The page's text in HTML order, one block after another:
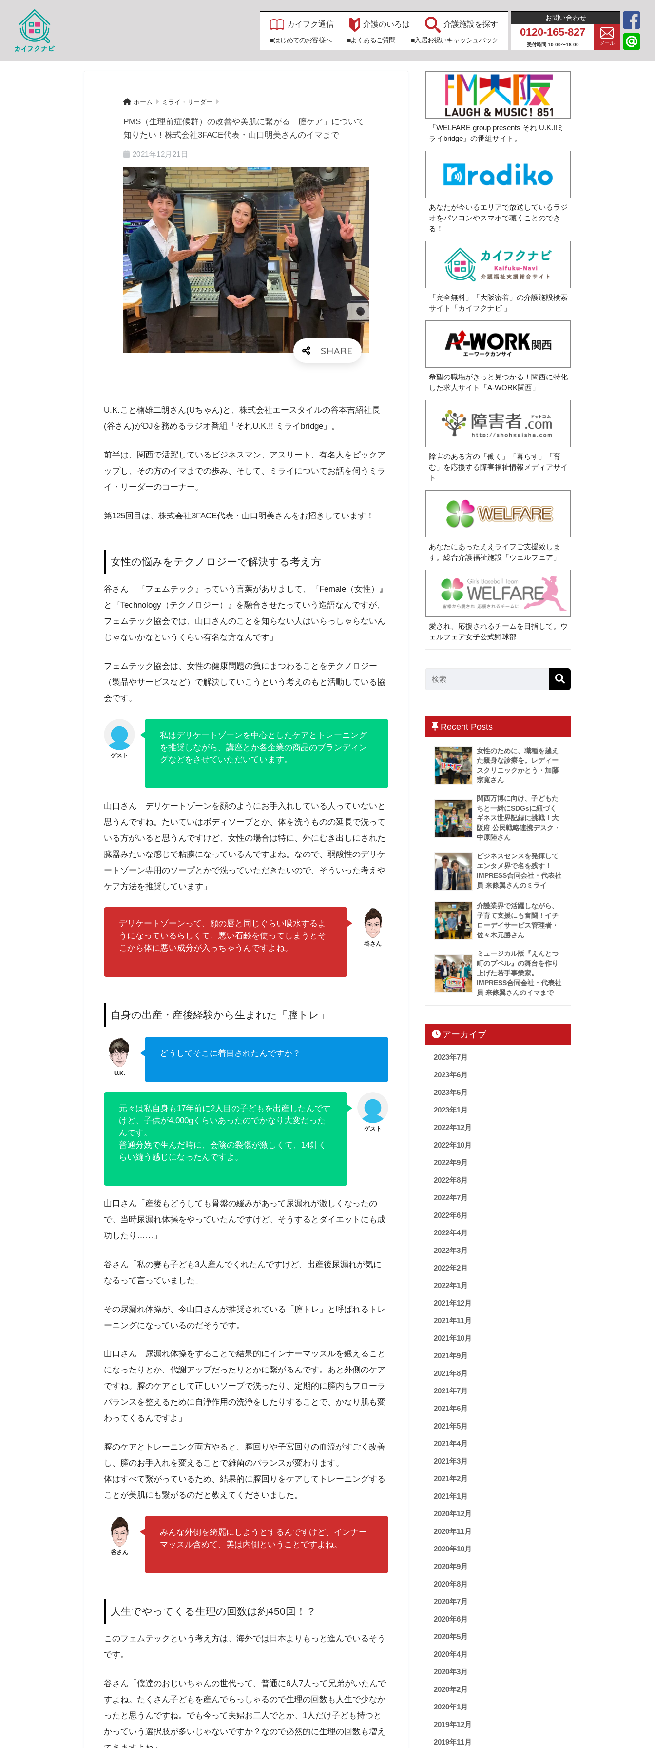
カイフク通信 介護のいろは 介護施設を探す
■はじめてのお客様へ ■よくあるご質問 ■入居お祝いキャッシュバック
お問い合わせ
0120-165-827
受付時間:10:00〜18:00 メール
ホーム ミライ・リーダー
PMS（生理前症候群）の改善や美肌に繋がる「膣ケア」について
知りたい！株式会社3FACE代表・山口明美さんのイマまで
2021年12月21日
U.K.こと楠雄二朗さん(Uちゃん)と、株式会社エースタイルの谷本吉紹社長
(谷さん)がDJを務めるラジオ番組「それU.K.!! ミライbridge」。
前半は、関西で活躍しているビジネスマン、アスリート、有名人をピックア
ップし、その方のイマまでの歩み、そして、ミライについてお話を伺うミラ
イ・リーダーのコーナー。
第125回目は、株式会社3FACE代表・山口明美さんをお招きしています！
女性の悩みをテクノロジーで解決する考え方
谷さん「『フェムテック』っていう言葉がありまして、『Female（女性）』
と『Technology（テクノロジー）』を融合させたっていう造語なんですが、
フェムテック協会では、山口さんのことを知らない人はいらっしゃらないん
じゃないかなというくらい有名な方なんです」
フェムテック協会は、女性の健康問題の負にまつわることをテクノロジー
（製品やサービスなど）で解決していこうという考えのもと活動している協
会です。
私はデリケートゾーンを中心としたケアとトレーニング
を推奨しながら、講座とか各企業の商品のブランディン
グなどをさせていただいています。
山口さん「デリケートゾーンを顔のようにお手入れしている人っていないと
思うんですね。たいていはボディソープとか、体を洗うものの延長で洗って
いる方がいると思うんですけど、女性の場合は特に、外にむき出しにされた
臓器みたいな感じで粘膜になっているんですよね。なので、弱酸性のデリケ
ートゾーン専用のソープとかで洗っていただきたいので、そういった考えや
ケア方法を推奨しています」
デリケートゾーンって、顔の唇と同じぐらい吸水するよ
うになっているらしくて、悪い石鹸を使ってしまうとそ
こから体に悪い成分が入っちゃうんですよね。
自身の出産・産後経験から生まれた「膣トレ」
どうしてそこに着目されたんですか？
元々は私自身も17年前に2人目の子どもを出産したんです
けど、子供が4,000gくらいあったのでかなり大変だった
んです。
普通分娩で生んだ時に、会陰の裂傷が激しくて、14針く
らい縫う感じになったんですよ。
山口さん「産後もどうしても骨盤の緩みがあって尿漏れが激しくなったの
で、当時尿漏れ体操をやっていたんですけど、そうするとダイエットにも成
功したり……」
谷さん「私の妻も子ども3人産んでくれたんですけど、出産後尿漏れが気に
なるって言っていました」
その尿漏れ体操が、今山口さんが推奨されている「膣トレ」と呼ばれるトレ
ーニングになっているのだそうです。
山口さん「尿漏れ体操をすることで結果的にインナーマッスルを鍛えること
になったりとか、代謝アップだったりとかに繋がるんです。あと外側のケア
ですね。膣のケアとして正しいソープで洗ったり、定期的に膣内もフローラ
バランスを整えるために自浄作用の洗浄をしたりすることで、かなり肌も変
わってくるんですよ」
膣のケアとトレーニング両方やると、膣回りや子宮回りの血流がすごく改善
し、膣のお手入れを変えることで雑菌のバランスが変わります。
体はすべて繋がっているため、結果的に膣回りをケアしてトレーニングする
ことが美肌にも繋がるのだと教えてくださいました。
みんな外側を綺麗にしようとするんですけど、インナー
マッスル含めて、美は内側ということですよね。
人生でやってくる生理の回数は約450回！？
このフェムテックという考え方は、海外では日本よりもっと進んでいるそう
です。
谷さん「僕達のおじいちゃんの世代って、普通に6人7人って兄弟がいたんで
すよね。たくさん子どもを産んでらっしゃるので生理の回数も人生で少なか
ったと思うんですね。でも今って夫婦お二人でとか、1人だけ子ども持つと
かっていう選択肢が多いじゃないですか？なので必然的に生理の回数も増え
「WELFARE group presents それ U.K.!!ミ
ライbridge」の番組サイト。
あなたが今いるエリアで放送しているラジ
オをパソコンやスマホで聴くことのでき
る！
「完全無料」「大阪密着」の介護施設検索
サイト「カイフクナビ 」
希望の職場がきっと見つかる！関西に特化
した求人サイト「A-WORK関西」
障害のある方の「働く」「暮らす」「育
む」を応援する障害福祉情報メディアサイ
ト
あなたにあったええライフご支援致しま
す。総合介護福祉施設「ウェルフェア」
愛され、応援されるチームを目指して。ウ
ェルフェア女子公式野球部
Recent Posts
女性のために、職種を越え
た親身な診療を。レディー
スクリニックかとう・加藤
宗寛さん
関西万博に向け、子どもた
ちと一緒にSDGsに紐づく
ギネス世界記録に挑戦！大
阪府 公民戦略連携デスク・
中原陸さん
ビジネスセンスを発揮して
エンタメ界で名を残す！
IMPRESS合同会社・代表社
員 来條翼さんのミライ
介護業界で活躍しながら、
子育て支援にも奮闘！イチ
ローデイサービス管理者・
佐々木元勝さん
ミュージカル版『えんとつ
町のプペル』の舞台を作り
上げた若手事業家。
IMPRESS合同会社・代表社
員 来條翼さんのイマまで
アーカイブ
2023年7月
2023年6月
2023年5月
2023年1月
2022年12月
2022年10月
2022年9月
2022年8月
2022年7月
2022年6月
2022年4月
2022年3月
2022年2月
2022年1月
2021年12月
2021年11月
2021年10月
2021年9月
2021年8月
2021年7月
2021年6月
2021年5月
2021年4月
2021年3月
2021年2月
2021年1月
2020年12月
2020年11月
2020年10月
2020年9月
2020年8月
2020年7月
2020年6月
2020年5月
2020年4月
2020年3月
2020年2月
2020年1月
2019年12月
2019年11月